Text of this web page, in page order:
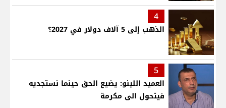
4
الذهب إلى 5 آلاف دولار في 2027؟
5
العميد اللينو: يضيع الحق حينما نستجديه
فيتحول الى مكرمة